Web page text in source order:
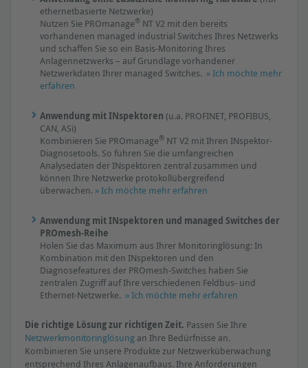
ethernetbasierte Netzwerke)
Nutzen Sie PROmanage® NT V2 mit den bereits
vorhandenen managed industrial Switches Ihres Netzwerks
und schaffen Sie so ein Basis-Monitoring Ihres
Anlagennetzwerks – auf Grundlage vorhandener
Netzwerkdaten Ihrer managed Switches. » Ich möchte mehr
erfahren
Anwendung mit INspektoren(u.a. PROFINET, PROFIBUS,
CAN, ASi)
Kombinieren Sie PROmanage® NT V2 mit Ihren INspektor-
Diagnosetools. So führen Sie die umfangreichen
Analysedaten der INspektoren zentral zusammen und
können Ihre Netzwerke protokollübergreifend
überwachen. » Ich möchte mehr erfahren
Anwendung mit INspektoren und managed Switches der
PROmesh-Reihe
Holen Sie das Maximum aus Ihrer Monitoringlösung: In
Kombination mit den INspektoren und den
Diagnosefeatures der PROmesh-Switches haben Sie
zentralen Zugriff auf Ihre verschiedenen Feldbus- und
Ethernet-Netzwerke. » Ich möchte mehr erfahren
Die richtige Lösung zur richtigen Zeit. Passen Sie Ihre
Netzwerkmonitoringlösung an Ihre Bedürfnisse an.
Kombinieren Sie unsere Produkte zur Netzwerküberwachung
entsprechend Ihres Anlagenaufbaus. Ihre Anforderungen